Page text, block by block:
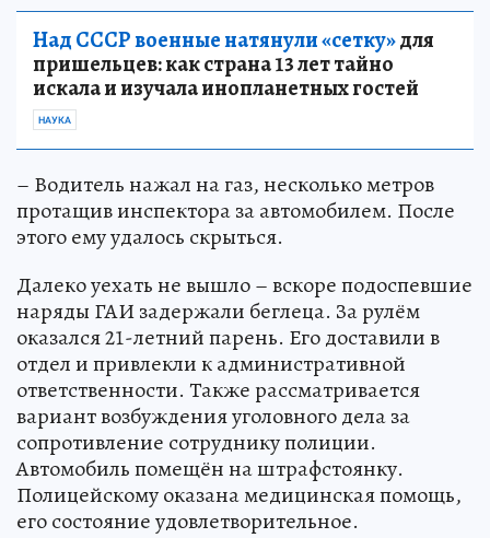
Над СССР военные натянули «сетку»для
пришельцев: как страна 13 лет тайно
искала и изучала инопланетных гостей
НАУКА
– Водитель нажал на газ, несколько метров
протащив инспектора за автомобилем. После
этого ему удалось скрыться.
Далеко уехать не вышло – вскоре подоспевшие
наряды ГАИ задержали беглеца. За рулём
оказался 21-летний парень. Его доставили в
отдел и привлекли к административной
ответственности. Также рассматривается
вариант возбуждения уголовного дела за
сопротивление сотруднику полиции.
Автомобиль помещён на штрафстоянку.
Полицейскому оказана медицинская помощь,
его состояние удовлетворительное.